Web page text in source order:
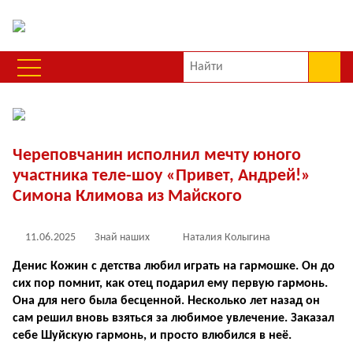
Череповчанин исполнил мечту юного
участника теле-шоу «Привет, Андрей!»
Симона Климова из Майского
11.06.2025 Знай наших Наталия Колыгина
Денис Кожин с детства любил играть на гармошке. Он до
сих пор помнит, как отец подарил ему первую гармонь.
Она для него была бесценной. Несколько лет назад он
сам решил вновь взяться за любимое увлечение. Заказал
себе Шуйскую гармонь, и просто влюбился в неё.